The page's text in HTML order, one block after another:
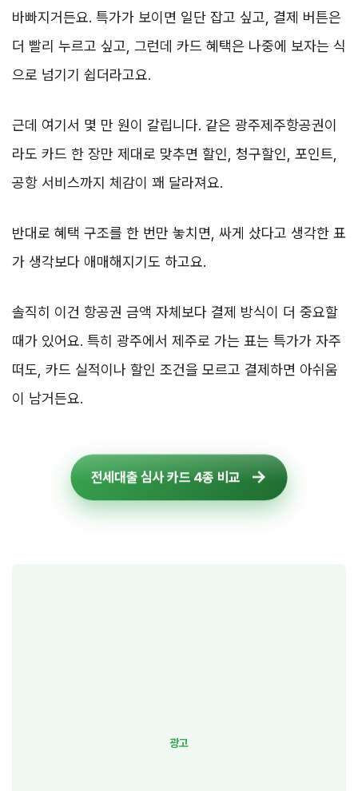
바빠지거든요. 특가가 보이면 일단 잡고 싶고, 결제 버튼은
더 빨리 누르고 싶고, 그런데 카드 혜택은 나중에 보자는 식
으로 넘기기 쉽더라고요.
근데 여기서 몇 만 원이 갈립니다. 같은 광주제주항공권이
라도 카드 한 장만 제대로 맞추면 할인, 청구할인, 포인트,
공항 서비스까지 체감이 꽤 달라져요.
반대로 혜택 구조를 한 번만 놓치면, 싸게 샀다고 생각한 표
가 생각보다 애매해지기도 하고요.
솔직히 이건 항공권 금액 자체보다 결제 방식이 더 중요할
때가 있어요. 특히 광주에서 제주로 가는 표는 특가가 자주
떠도, 카드 실적이나 할인 조건을 모르고 결제하면 아쉬움
이 남거든요.
전세대출 심사 카드 4종 비교